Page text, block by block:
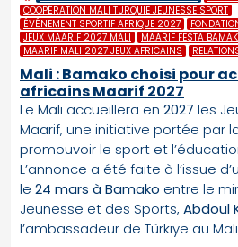
COOPÉRATION MALI TURQUIE JEUNESSE SPORT
ÉVÉNEMENT SPORTIF AFRIQUE 2027
JEUX MAARIF 2027 MALI
MAARIF FESTA
MAARIF MALI 2027 JEUX AFRICAINS
Mali : Bamako choisi pour
africains Maarif 2027
Le Mali accueillera en 2027 les
Maarif, une initiative portée par
promouvoir le sport et
L’annonce a été faite à l’issue
le 24 mars à Bamako entre le
Jeunesse et des Sports, Abdoul
l’ambassadeur de Türkiye au